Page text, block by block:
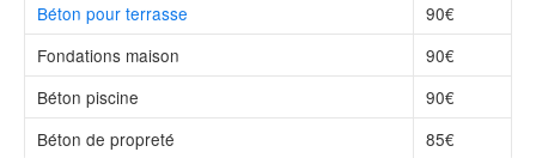
Béton pour terrasse
90€
Fondations maison
90€
Béton piscine
90€
Béton de propreté
85€